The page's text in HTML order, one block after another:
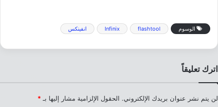
الوسوم flashtool
Infinix انفينكس
اترك تعليقاً
لن يتم نشر عنوان بريدك الإلكتروني. الحقول الإلزامية مشار إليها بـ *